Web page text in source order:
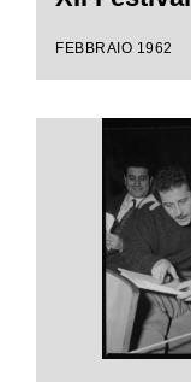
"Lui
FEBBRAIO 1962